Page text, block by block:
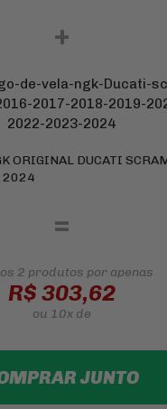
+
ORIGINAL DUCATI
2024
=
os 2 produtos por apenas
R$ 303,62
ou 10xde
JUNTO